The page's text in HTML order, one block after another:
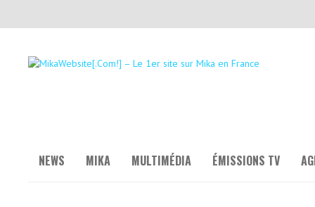
NEWS MIKA MULTIMÉDIA ÉMISSIONS TV